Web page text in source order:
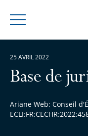
Menu
Base de
Ariane Web: Conseil
25 AVRIL 2022